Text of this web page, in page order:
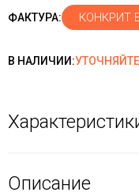
ФАКТУРА: КОНКРИТ
В НАЛИЧИИ:
Описание